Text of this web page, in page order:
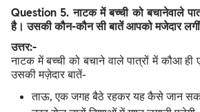
Question 5. नाटक में बच्ची को बचानेवाले
है। उसकी कौन-कौन सी बातें आपको मजेदार
उत्तर:-
नाटक में बच्ची को बचाने वाले पात्रों में कौआ ही
उसकी मज़ेदार बातें-
ताऊ, एक जगह बैठे रहकर यह कैसे जान